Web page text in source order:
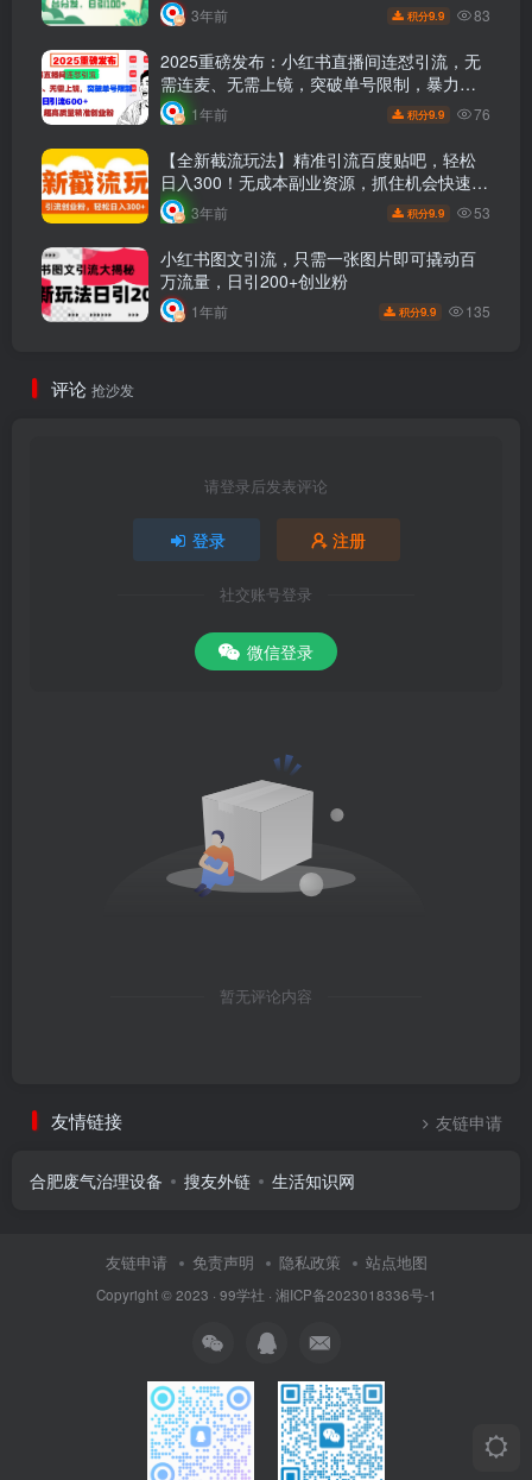
3年前 积分9.9 83
2025重磅发布：小红书直播间连怼引流，无
需连麦、无需上镜，突破单号限制，暴力日
引流600+超高质量精准创业粉
1年前 积分9.9 76
【全新截流玩法】精准引流百度贴吧，轻松
日入300！无成本副业资源，抓住机会快速变
现！3年前 积分9.9 53
小红书图文引流，只需一张图片即可撬动百
万流量，日引200+创业粉
1年前 积分9.9 135
评论 抢沙发
请登录后发表评论
登录 注册
社交账号登录
微信登录
暂无评论内容
友情链接 友链申请
合肥废气治理设备 搜友外链 生活知识网
友链申请 免责声明 隐私政策 站点地图
Copyright © 2023 · 99学社 · 湘ICP备2023018336号-1